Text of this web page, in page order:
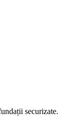
securizate.